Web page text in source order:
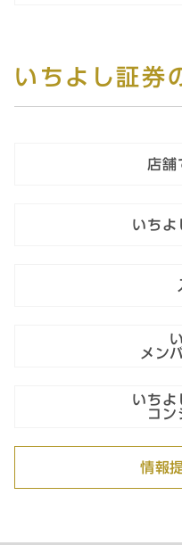
いちよし証券
店舗
いちよ
メン
いちよ
コン
情報